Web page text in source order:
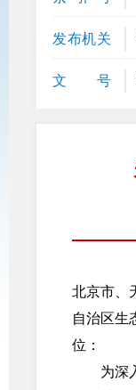
发布机关
文 号
北京市、
自治区生
位：
为深入